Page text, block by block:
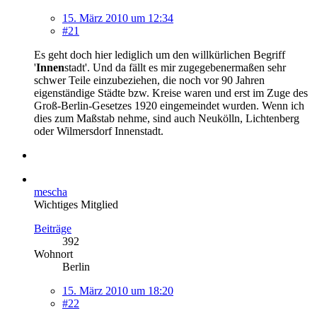
15. März 2010 um 12:34
#21
Es geht doch hier lediglich um den willkürlichen Begriff
'Innenstadt'. Und da fällt es mir zugegebenermaßen sehr
schwer Teile einzubeziehen, die noch vor 90 Jahren
eigenständige Städte bzw. Kreise waren und erst im Zuge des
Groß-Berlin-Gesetzes 1920 eingemeindet wurden. Wenn ich
dies zum Maßstab nehme, sind auch Neukölln, Lichtenberg
oder Wilmersdorf Innenstadt.
mescha
Wichtiges Mitglied
Beiträge
392
Wohnort
Berlin
15. März 2010 um 18:20
#22